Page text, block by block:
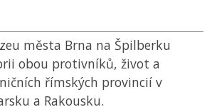
města Brna na Špilberku
obou protivníků, život a
římských provincií v
a Rakousku.